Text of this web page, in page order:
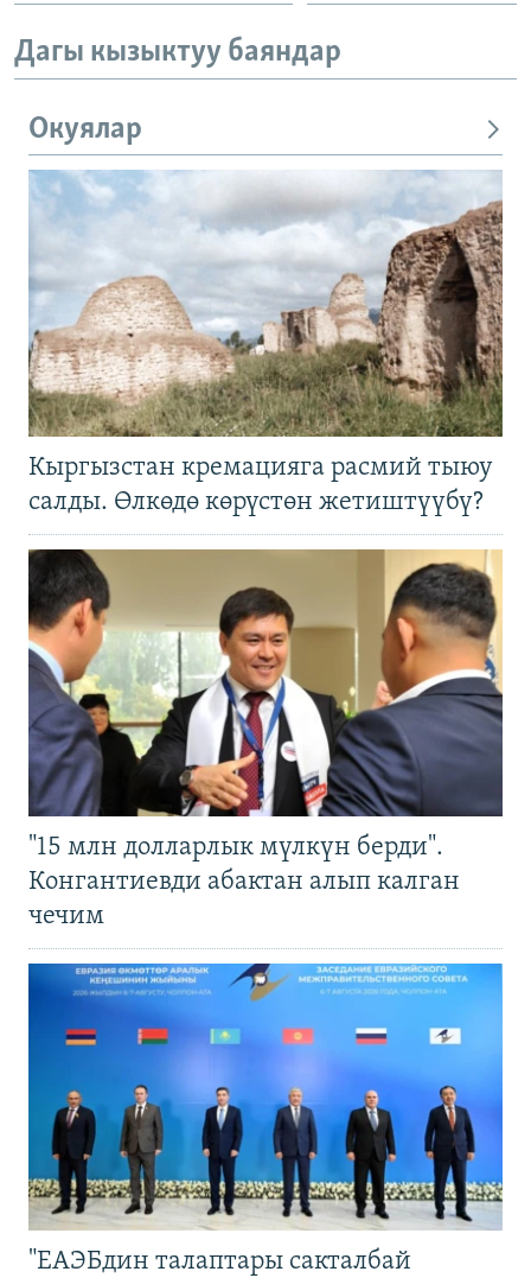
Дагы кызыктуу баяндар
Окуялар
Кыргызстан кремацияга расмий тыюу
салды. Өлкөдө көрүстөн жетиштүүбү?
"15 млн долларлык мүлкүн берди".
Конгантиевди абактан алып калган
чечим
"ЕАЭБдин талаптары сакталбай